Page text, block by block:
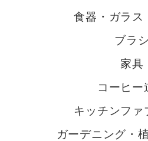
食器・ガラス
ブラシ
家具
コーヒー
キッチンファ
ガーデニング・